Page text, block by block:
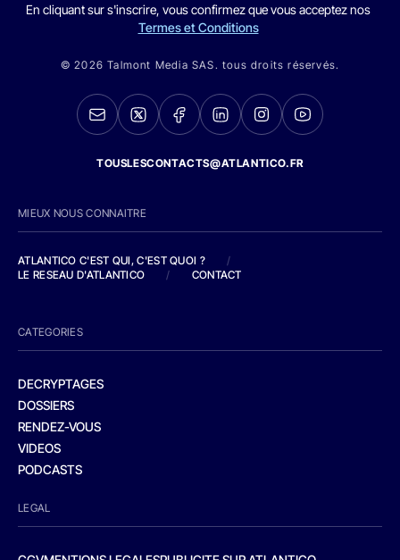
En cliquant sur s'inscrire, vous confirmez que vous acceptez nos
Termes et Conditions
© 2026 Talmont Media SAS. tous droits réservés.
TOUSLESCONTACTS@ATLANTICO.FR
MIEUX NOUS CONNAITRE
ATLANTICO C'EST QUI, C'EST QUOI ?
/
LE RESEAU D'ATLANTICO
/ CONTACT
CATEGORIES
DECRYPTAGES
DOSSIERS
RENDEZ-VOUS
VIDEOS
PODCASTS
LEGAL